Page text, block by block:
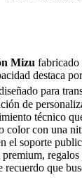
Mizu fabricado
destaca
para
de
técnico
color con una
el soporte
regalos
recuerdo que